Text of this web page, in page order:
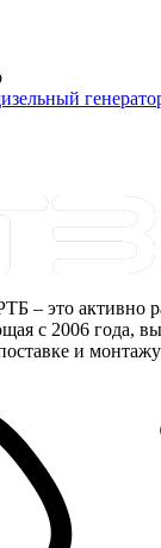
– это активно
с 2006 года,
и